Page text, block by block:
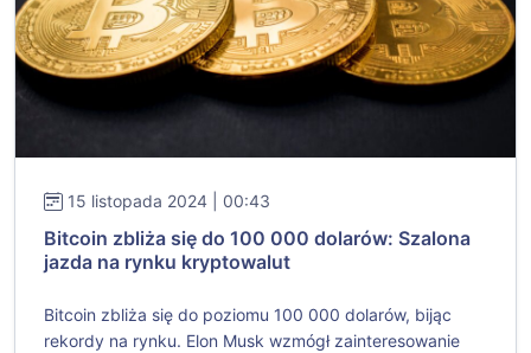
15 listopada 2024 | 00:43
Bitcoin zbliża się do 100 000 dolarów: Szalona
jazda na rynku kryptowalut
Bitcoin zbliża się do poziomu 100 000 dolarów, bijąc
rekordy na rynku. Elon Musk wzmógł zainteresowanie